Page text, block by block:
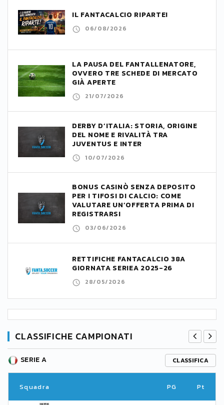
IL FANTACALCIO RIPARTE!
06/08/2026
LA PAUSA DEL FANTALLENATORE,
OVVERO TRE SCHEDE DI MERCATO
GIÀ APERTE
21/07/2026
DERBY D’ITALIA: STORIA, ORIGINE
DEL NOME E RIVALITÀ TRA
JUVENTUS E INTER
10/07/2026
BONUS CASINÒ SENZA DEPOSITO
PER I TIFOSI DI CALCIO: COME
VALUTARE UN’OFFERTA PRIMA DI
REGISTRARSI
03/06/2026
RETTIFICHE FANTACALCIO 38A
GIORNATA SERIEA 2025-26
28/05/2026
CLASSIFICHE CAMPIONATI
SERIE A CLASSIFICA
Squadra PG Pt